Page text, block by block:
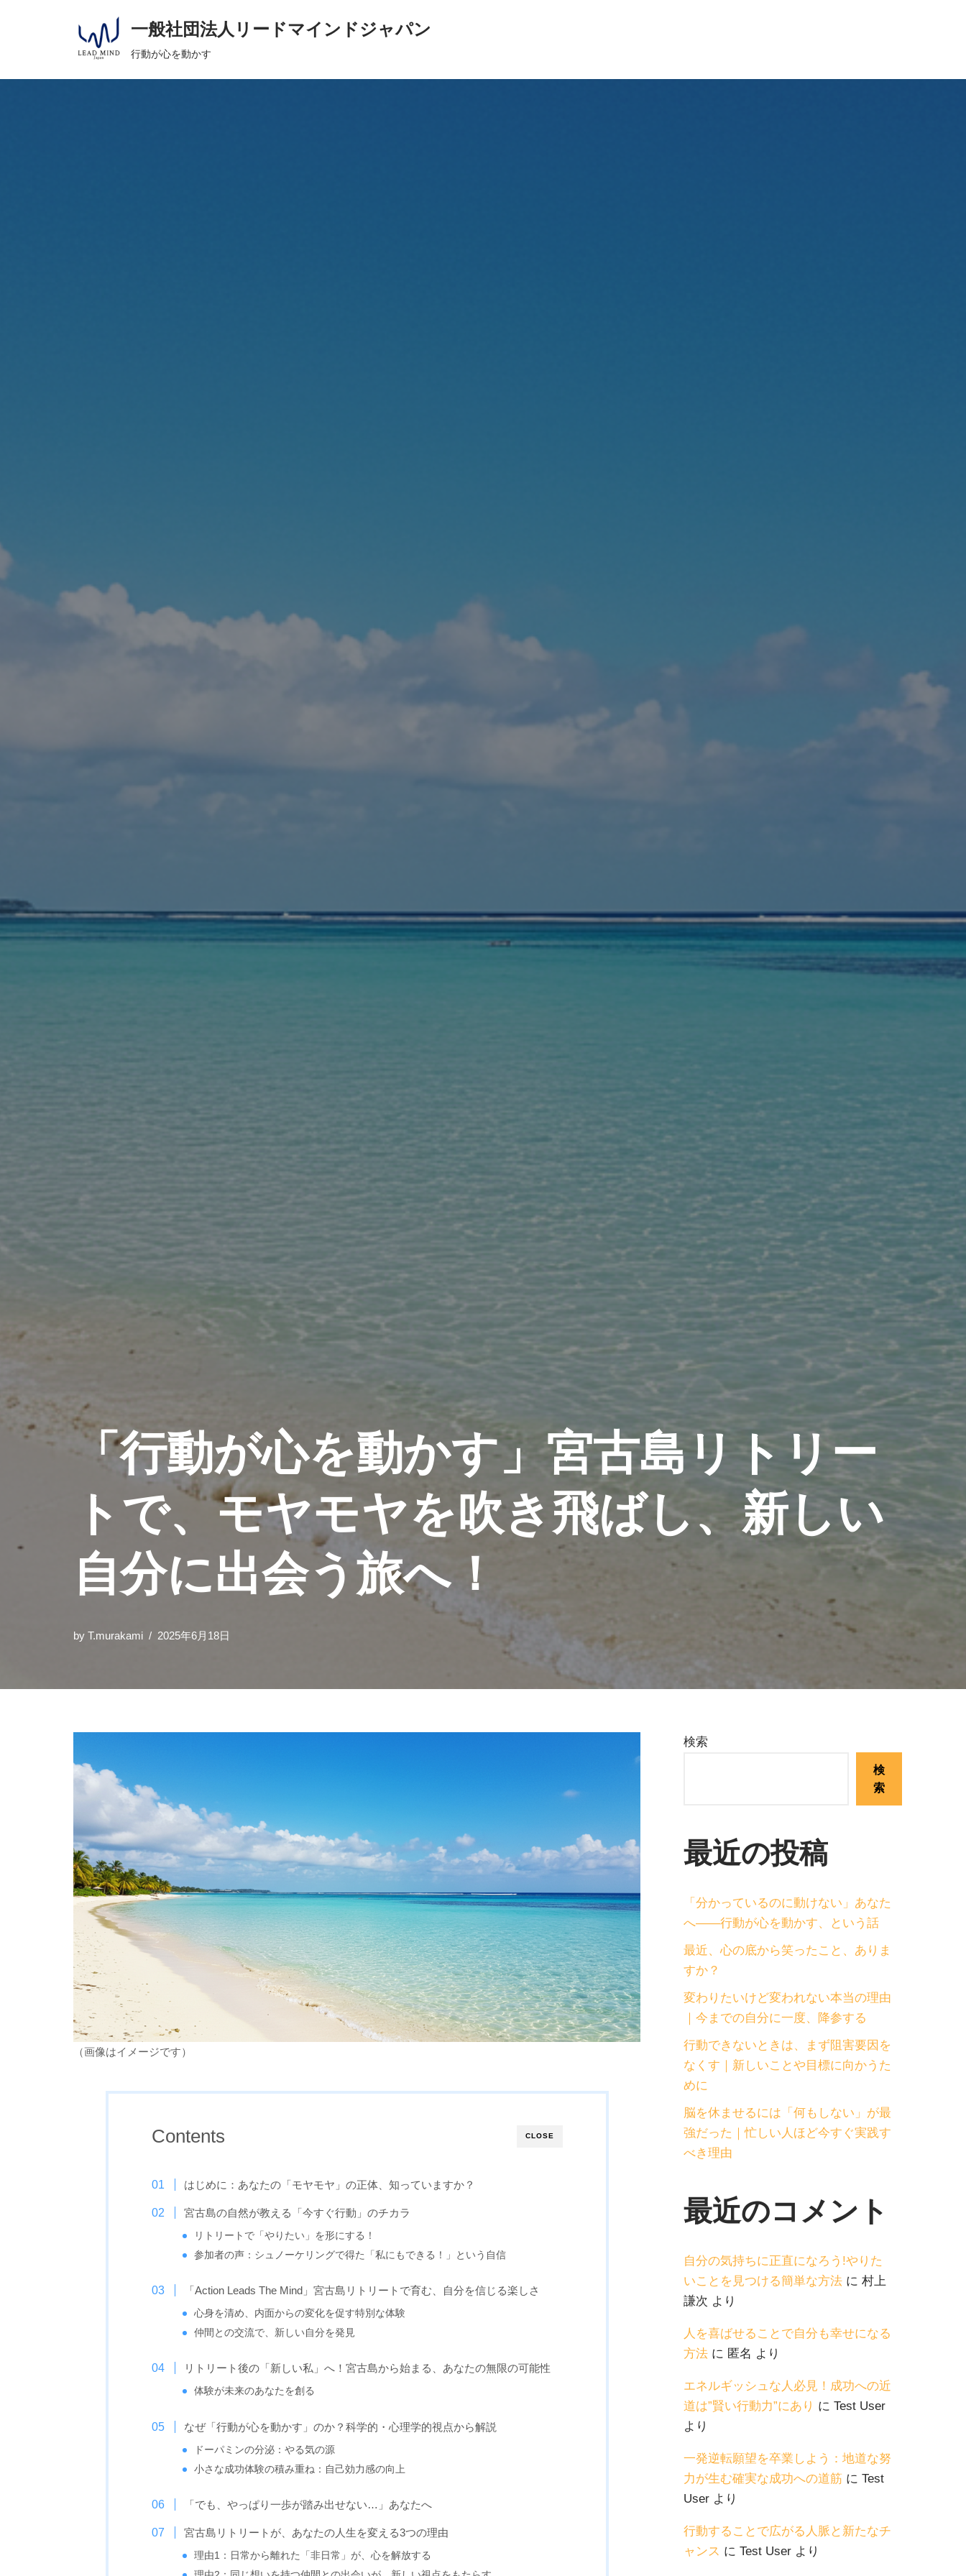
テ
一般社団法人リードマインドジャパン
行動が心を動かす
「行動が心を動かす」宮古島リトリー
トで、モヤモヤを吹き飛ばし、新しい
自分に出会う旅へ！
by T.murakami 2025年6月18日
（画像はイメージです）
CLOSE
Contents
はじめに：あなたの「モヤモヤ」の正体、知っていますか？
宮古島の自然が教える「今すぐ行動」のチカラ
リトリートで「やりたい」を形にする！
参加者の声：シュノーケリングで得た「私にもできる！」という自信
「Action Leads The Mind」宮古島リトリートで育む、自分を信じる楽しさ
心身を清め、内面からの変化を促す特別な体験
仲間との交流で、新しい自分を発見
リトリート後の「新しい私」へ！宮古島から始まる、あなたの無限の可能性
体験が未来のあなたを創る
なぜ「行動が心を動かす」のか？科学的・心理学的視点から解説
ドーパミンの分泌：やる気の源
小さな成功体験の積み重ね：自己効力感の向上
「でも、やっぱり一歩が踏み出せない…」あなたへ
宮古島リトリートが、あなたの人生を変える3つの理由
理由1：日常から離れた「非日常」が、心を解放する
検索
検
索
最近の投稿
「分かっているのに動けない」あなた
へ——行動が心を動かす、という話
最近、心の底から笑ったこと、ありま
すか？
変わりたいけど変われない本当の理由
｜今までの自分に一度、降参する
行動できないときは、まず阻害要因を
なくす｜新しいことや目標に向かうた
めに
脳を休ませるには「何もしない」が最
強だった｜忙しい人ほど今すぐ実践す
べき理由
最近のコメント
自分の気持ちに正直になろう!やりた
いことを見つける簡単な方法 に 村上
謙次 より
人を喜ばせることで自分も幸せになる
方法 に 匿名 より
エネルギッシュな人必見！成功への近
道は”賢い行動力”にあり に Test User
より
一発逆転願望を卒業しよう：地道な努
力が生む確実な成功への道筋 に Test
User より
行動することで広がる人脈と新たなチ
ャンス に Test User より